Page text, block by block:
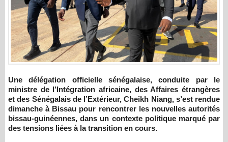
Une délégation officielle sénégalaise, conduite par le
ministre de l’Intégration africaine, des Affaires étrangères
et des Sénégalais de l’Extérieur, Cheikh Niang, s’est rendue
dimanche à Bissau pour rencontrer les nouvelles autorités
bissau-guinéennes, dans un contexte politique marqué par
des tensions liées à la transition en cours.